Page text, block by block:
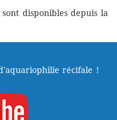
sont disponibles depuis la
récifale !